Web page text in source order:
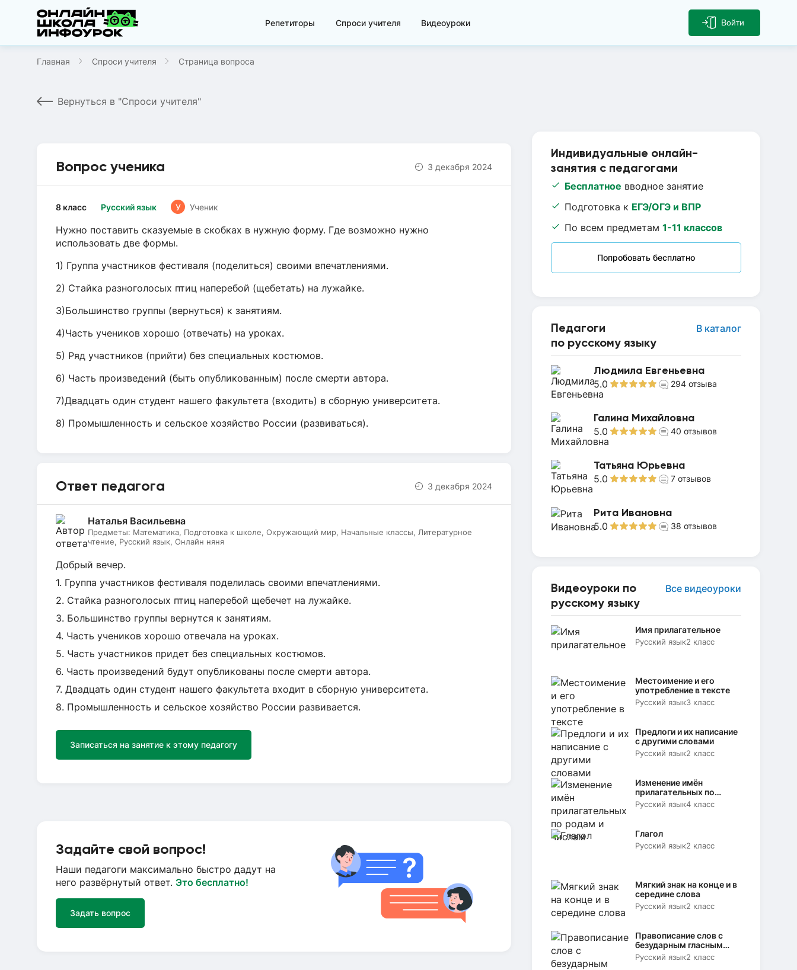
Репетиторы Спроси учителя Видеоуроки Войти
Главная Спроси учителя Страница вопроса
Вернуться в "Спроси учителя"
Индивидуальные онлайн-
занятия с педагогами
Бесплатное вводное занятие
Подготовка к ЕГЭ/ОГЭ и ВПР
По всем предметам 1-11 классов
Попробовать бесплатно
Педагоги
по русскому языку
В каталог
Людмила Евгеньевна
5.0 294 отзыва
Галина Михайловна
5.0 40 отзывов
Татьяна Юрьевна
5.0 7 отзывов
Рита Ивановна
5.0 38 отзывов
Видеоуроки по
русскому языку
Все видеоуроки
Имя прилагательное
Русский язык2 класс
Местоимение и его
употребление в тексте
Русский язык3 класс
Предлоги и их написание
с другими словами
Русский язык2 класс
Изменение имён
прилагательных по
родам и числам
Русский язык4 класс
Глагол
Русский язык2 класс
Мягкий знак на конце и в
середине слова
Русский язык2 класс
Правописание слов с
безударным гласным
звуком в корне
Русский язык2 класс
Вопрос ученика 3 декабря 2024
Русский язык
8 класс У Ученик
Нужно поставить сказуемые в скобках в нужную форму. Где возможно нужно
использовать две формы.
1) Группа участников фестиваля (поделиться) своими впечатлениями.
2) Стайка разноголосых птиц наперебой (щебетать) на лужайке.
3) Большинство группы (вернуться) к занятиям.
4) Часть учеников хорошо (отвечать) на уроках.
5) Ряд участников (прийти) без специальных костюмов.
6) Часть произведений (быть опубликованным) после смерти автора.
7) Двадцать один студент нашего факультета (входить) в сборную университета.
8) Промышленность и сельское хозяйство России (развиваться).
Ответ педагога 3 декабря 2024
Наталья Васильевна
Предметы: Математика, Подготовка к школе, Окружающий мир, Начальные классы, Литературное
чтение, Русский язык, Онлайн няня
Добрый вечер.
1. Группа участников фестиваля поделилась своими впечатлениями.
2. Стайка разноголосых птиц наперебой щебечет на лужайке.
3. Большинство группы вернутся к занятиям.
4. Часть учеников хорошо отвечала на уроках.
5. Часть участников придет без специальных костюмов.
6. Часть произведений будут опубликованы после смерти автора.
7. Двадцать один студент нашего факультета входит в сборную университета.
8. Промышленность и сельское хозяйство России развивается.
Записаться на занятие к этому педагогу
Задайте свой вопрос!
Наши педагоги максимально быстро дадут на
него развёрнутый ответ. Это бесплатно!
Задать вопрос